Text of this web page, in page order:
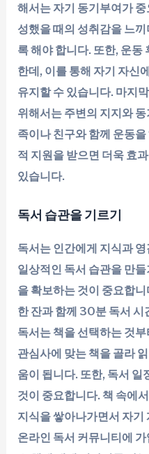
해서는 자기 동기부여가
성했을 때의 성취감을 느
록 해야 합니다. 또한, 운동
한데, 이를 통해 자기 자신
유지할 수 있습니다. 마지
위해서는 주변의 지지와
족이나 친구와 함께 운동
적 지원을 받으면 더욱 효
있습니다.
독서 습관을 기르기
독서는 인간에게 지식과
일상적인 독서 습관을 만
을 확보하는 것이 중요합
한 잔과 함께 30분 독서 시
독서는 책을 선택하는 것
관심사에 맞는 책을 골라
움이 됩니다. 또한, 독서
것이 중요합니다. 책 속에
지식을 쌓아나가면서 자기
온라인 독서 커뮤니티에